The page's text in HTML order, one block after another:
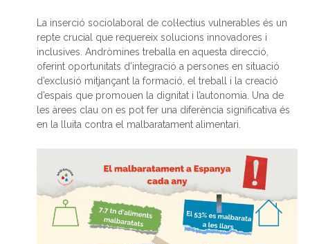
La inserció sociolaboral de col·lectius vulnerables és un
repte crucial que requereix solucions innovadores i
inclusives. Andròmines treballa en aquesta direcció,
oferint oportunitats d’integració a persones en situació
d’exclusió mitjançant la formació, el treball i la creació
d’espais que promouen la dignitat i l’autonomia. Una de
les àrees clau on es pot fer una diferència significativa és
en la lluita contra el malbaratament alimentari.